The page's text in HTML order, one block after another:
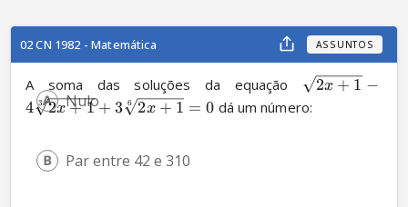
02 CN 1982 - Matemática ASSUNTOS
A soma das soluções da equação 2x + 1 −
4 3 2x + 1 + 3 6 2x + 1 = 0 dá um número:
Nulo
Par entre 42 e 310